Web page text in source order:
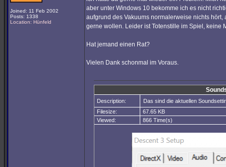
Joined: 11 Feb 2002
Posts: 1338
Location: Hünfeld
aber unter Windows 10 bekomme ich es nicht
aufgrund des Vakuums normalerweise nichts
gerne wollen. Leider ist Totenstille im Spiel, keine
Hat jemand einen Rat?
Vielen Dank schonmal im Voraus.
Description:
Das sind die aktuellen
Filesize:
67.65 KB
Viewed:
866 Time(s)